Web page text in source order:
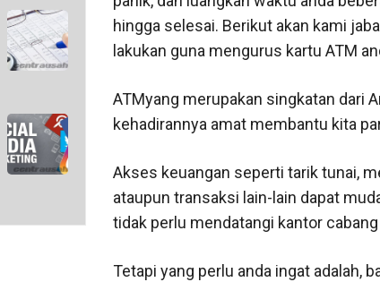
hingga selesai. Berikut akan kami
lakukan guna mengurus kartu ATM
ATMyang merupakan singkatan dari
kehadirannya amat membantu kita
Akses keuangan seperti tarik tunai,
ataupun transaksi lain-lain dapat
tidak perlu mendatangi kantor
Tetapi yang perlu anda ingat adalah,